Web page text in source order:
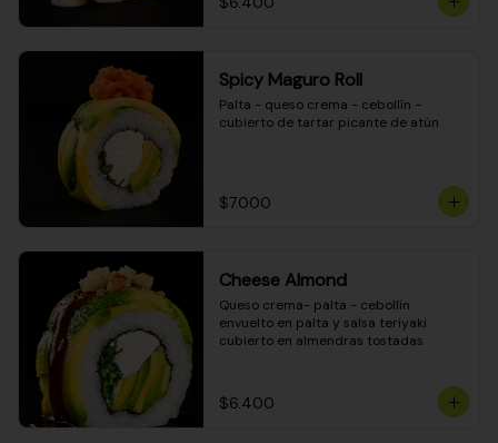
Spicy Maguro Roll
Palta - queso crema - cebollín -
cubierto de tartar picante de atún
$7.000
Cheese Almond
Queso crema- palta - cebollín
envuelto en palta y salsa teriyaki
cubierto en almendras tostadas
$6.400